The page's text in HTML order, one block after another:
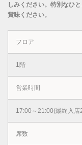
しみください。特別なひ
賞味ください。
フロア
1階
営業時間
17:00～21:00(最終入店
席数